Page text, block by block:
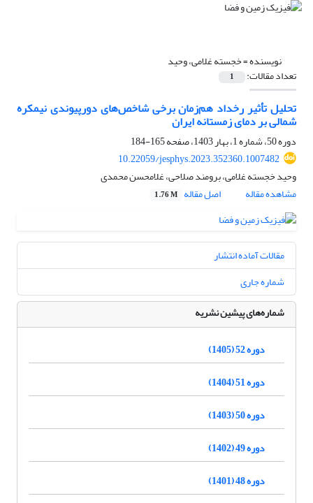
نویسنده =خجسته غلامی، وحید
تعداد مقالات: 1
تحلیل تأثیر رخداد هم‌زمان برخی شاخص‌های دورپیوندی نیمکره
شمالی بر دمای زمستانه ایران
دوره 50، شماره 1، بهار 1403، صفحه
165-184
10.22059/jesphys.2023.352360.1007482
وحید خجسته غلامی، برومند صلاحی، غلامحسن محمدی
مشاهده مقاله
اصل مقاله 1.76 M
مقالات آماده انتشار
شماره جاری
شماره‌های پیشین نشریه
دوره 52 (1405)
دوره 51 (1404)
دوره 50 (1403)
دوره 49 (1402)
دوره 48 (1401)